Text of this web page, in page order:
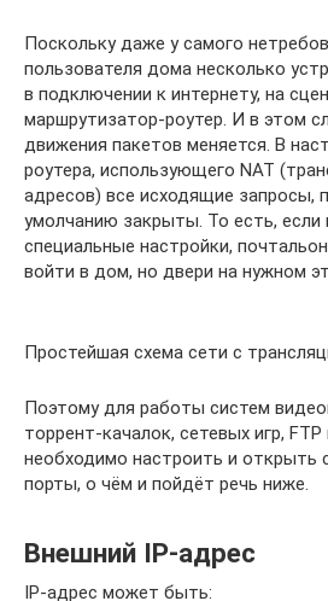
Поскольку даже у самого
пользователя дома несколько
в подключении к интернету, на
маршрутизатор-роутер. И в этом
движения пакетов меняется. В
роутера, использующего NAT
адресов) все исходящие запросы,
умолчанию закрыты. То есть, если
специальные настройки,
войти в дом, но двери на нужном
Простейшая схема сети с
Поэтому для работы систем
торрент-качалок, сетевых игр,
необходимо настроить и открыть
порты, о чём и пойдёт речь ниже.
Внешний IP-адрес
IP-адрес может быть: